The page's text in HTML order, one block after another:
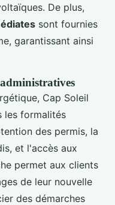
De plus,
sont fournies
garantissant ainsi
Cap Soleil
les formalités
des permis, la
et l'accès aux
permet aux clients
de leur nouvelle
des démarches